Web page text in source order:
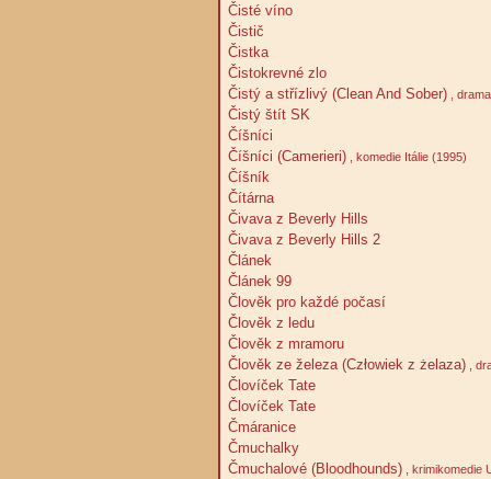
Čisté víno
Čistič
Čistka
Čistokrevné zlo
Čistý a střízlivý (Clean And Sober) ,
Čistý štít SK
Číšníci
Číšníci (Camerieri) , komedie Itálie (1995)
Číšník
Čítárna
Čivava z Beverly Hills
Čivava z Beverly Hills 2
Článek
Článek 99
Člověk pro každé počasí
Člověk z ledu
Člověk z mramoru
Člověk ze železa (Człowiek z żelaza) ,
Človíček Tate
Človíček Tate
Čmáranice
Čmuchalky
Čmuchalové (Bloodhounds) , krimikomedie